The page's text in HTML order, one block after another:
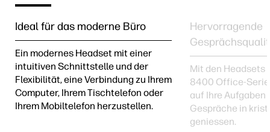
Ideal für das moderne Büro
Ein modernes Headset mit einer
intuitiven Schnittstelle und der
Flexibilität, eine Verbindung zu Ihrem
Computer, Ihrem Tischtelefon oder
Ihrem ‎Mobiltelefon herzustellen.
Hervorragende
Mit den Headsets
8400 Office-Serie
auf Ihre Aufgaben
Gespräche in
geniessen.